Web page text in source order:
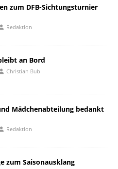
zum DFB-Sichtungsturnier
Redaktion
an Bord
Christian Bub
Mädchenabteilung bedankt
Redaktion
zum Saisonausklang